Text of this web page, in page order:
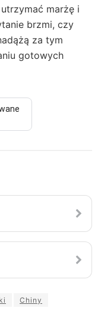
marżę i
brzmi, czy
za tym
gotowych
Chiny